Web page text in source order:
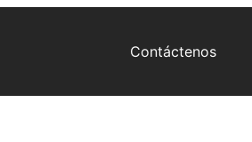
Contáctenos